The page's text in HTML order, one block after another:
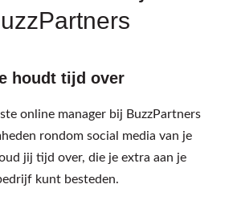
houdt tijd over
online manager bij BuzzPartners
rondom social media van je
jij tijd over, die je extra aan je
kunt besteden.